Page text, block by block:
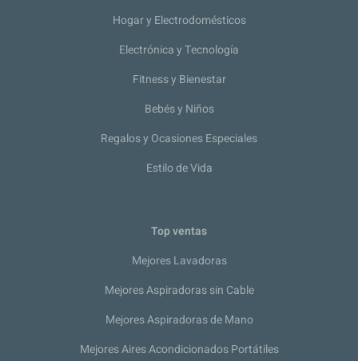
Hogar y Electrodomésticos
Electrónica y Tecnología
Fitness y Bienestar
Bebés y Niños
Regalos y Ocasiones Especiales
Estilo de Vida
Top ventas
Mejores Lavadoras
Mejores Aspiradoras sin Cable
Mejores Aspiradoras de Mano
Mejores Aires Acondicionados Portátiles